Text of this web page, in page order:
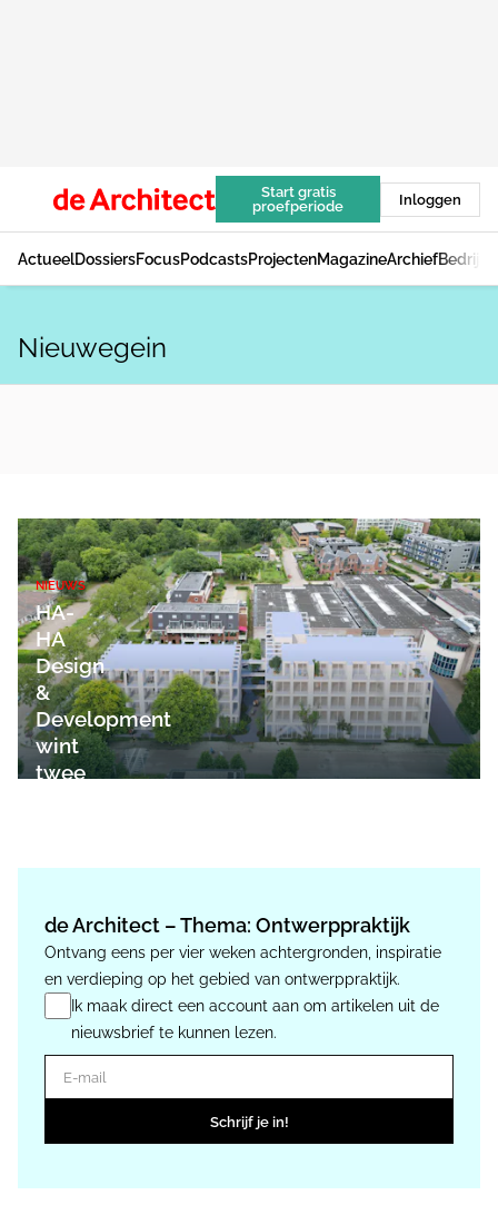
Start gratis
proefperiode
Inloggen
ActueelDossiersFocusPodcastsProjectenMagazineArchief
Nieuwegein
NIEUWS
HA-
HA
Design
&
Development
wint
twee
de Architect – Thema: Ontwerppraktijk
Ontvang eens per vier weken achtergronden, inspiratie
en verdieping op het gebied van ontwerppraktijk.
Ik maak direct een account aan om artikelen uit de
nieuwsbrief te kunnen lezen.
E-mail
Schrijf je in!